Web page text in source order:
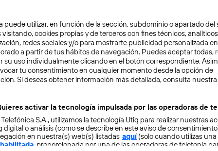
BIG 4 min
Jóvenes: nuevas
puede utilizar, en función de la sección, subdominio o apartado del
visitando, cookies propias y de terceros con fines técnicos,
redes sociales y/o para mostrarte publicidad personalizada
a partir de tus hábitos de navegación. Puedes aceptar todas,
su uso individualmente clicando en el botón correspondiente.
tu consentimiento en cualquier momento desde la opción de
Si deseas obtener información más detallada, consulta nuestra
activar la tecnología impulsada por las operadoras de
S.A., utilizamos la tecnología Utiq para realizar nuestras
digital o análisis (como se describe en este aviso de
en nuestra(s) web(s) listadas aquí(solo cuando utilizas una
, proporcionada por una de las operadoras de telefonía